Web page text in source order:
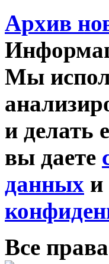
Архив
Мы
и делать
вы даете
данных и
Все